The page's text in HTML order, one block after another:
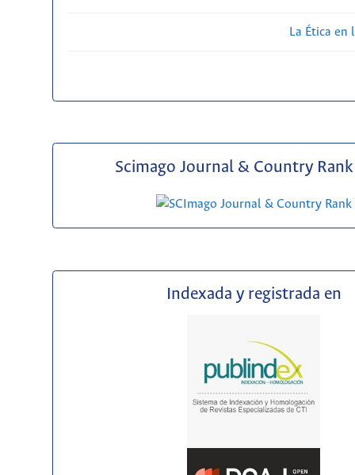
La Ética en
Scimago Journal & Country Rank
Indexada y registrada en